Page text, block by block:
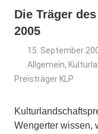
Die Träger
2005
15. September
Allgemein,
Preisträger KLP
Wengerter wissen,